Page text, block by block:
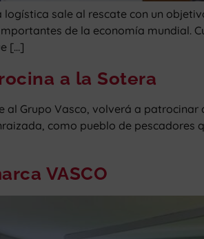
sale al rescate con un
de la economía mundial.
[…]
a la Sotera
al Grupo Vasco, volverá a
como pueblo de pescadores
VASCO